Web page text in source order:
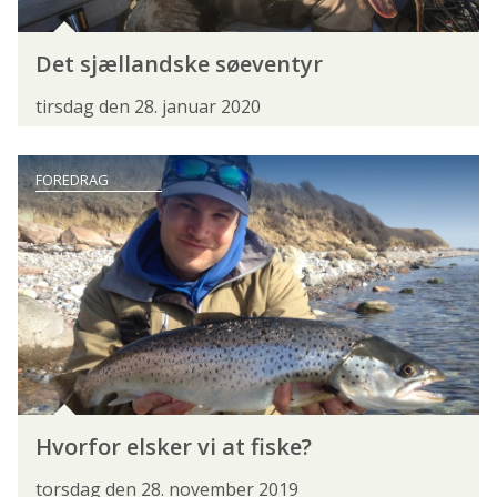
FORBUNDSBESTYRELSEN FORENINGER
FORRETNINGSUDVALGET FRIVILLIGHED
GRØN TREPART HAVFISKERSEKTIONEN
KONGRES KONGRES 2024
KONGRES 2026 KYSTHJÆLPER
LANDSDELSMØDER LEDER
MEDEFISKERSEKTIONEN
NATUR- OG MILJØKOORDINATORER
Det sjællandske søeventyr
tirsdag den 28. januar 2020
FOREDRAG
Hvorfor elsker vi at fiske?
torsdag den 28. november 2019